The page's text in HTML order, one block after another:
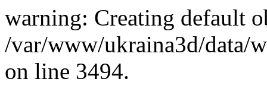
warning: Creating default
/var/www/ukraina3d/data/
on line 3494.